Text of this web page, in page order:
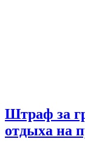
Штраф за
отдыха на